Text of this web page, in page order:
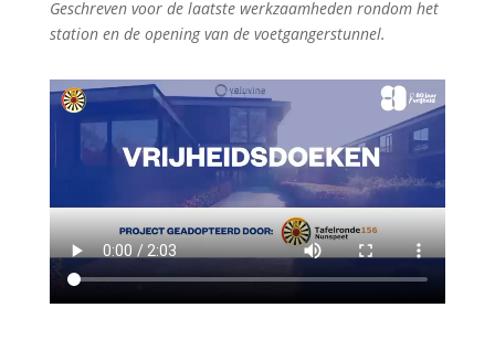
Geschreven voor de laatste werkzaamheden rondom het
station en de opening van de voetgangerstunnel.